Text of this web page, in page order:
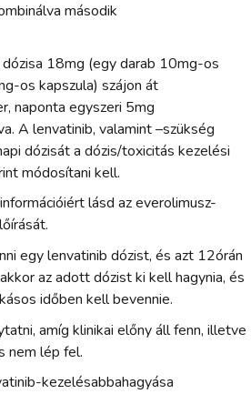
második
18mg (egy darab 10mg-os
os kapszula) szájon át
naponta egyszeri 5mg
A lenvatinib, valamint –szükség
dózisát a dózis/toxicitás kezelési
módosítani kell.
lásd az everolimusz-
egy lenvatinib dózist, és azt 12órán
az adott dózist ki kell hagynia, és
időben kell bevennie.
amíg klinikai előny áll fenn, illetve
nem lép fel.
kezelésabbahagyása